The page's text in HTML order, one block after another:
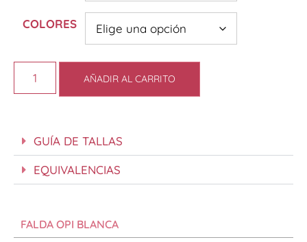
COLORES
AÑADIR AL CARRITO
GUÍA DE TALLAS
EQUIVALENCIAS
FALDA OPI BLANCA